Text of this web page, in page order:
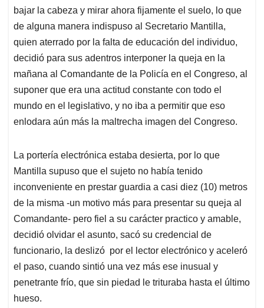
bajar la cabeza y mirar ahora fijamente el suelo, lo que
de alguna manera indispuso al Secretario Mantilla,
quien aterrado por la falta de educación del individuo,
decidió para sus adentros interponer la queja en la
mañana al Comandante de la Policía en el Congreso, al
suponer que era una actitud constante con todo el
mundo en el legislativo, y no iba a permitir que eso
enlodara aún más la maltrecha imagen del Congreso.
La portería electrónica estaba desierta, por lo que
Mantilla supuso que el sujeto no había tenido
inconveniente en prestar guardia a casi diez (10) metros
de la misma -un motivo más para presentar su queja al
Comandante- pero fiel a su carácter practico y amable,
decidió olvidar el asunto, sacó su credencial de
funcionario, la deslizó por el lector electrónico y aceleró
el paso, cuando sintió una vez más ese inusual y
penetrante frío, que sin piedad le trituraba hasta el último
hueso.